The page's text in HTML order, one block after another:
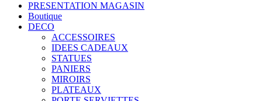
PRESENTATION MAGASIN
Boutique
DECO
ACCESSOIRES
IDEES CADEAUX
STATUES
PANIERS
MIROIRS
PLATEAUX